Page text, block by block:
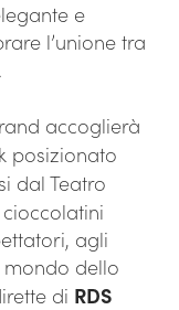
e
l’unione tra
accoglierà
posizionato
dal Teatro
agli
dello
di RDS